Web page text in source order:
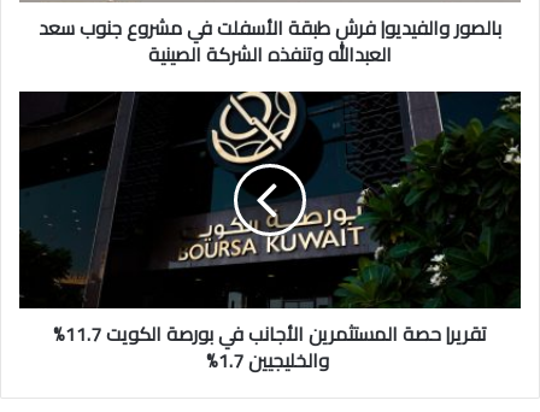
العبدالله
وتنفذه
الصينية
بالصور والفيديو| فرش طبقة الأسفلت في مشروع جنوب سعد
العبدالله وتنفذه الشركة الصينية
تقرير|
حصة
المستثمرين
الأجانب
في
بورصة
الكويت
والخليجيين
تقرير| حصة المستثمرين الأجانب في بورصة الكويت 11.7%
والخليجيين 1.7%